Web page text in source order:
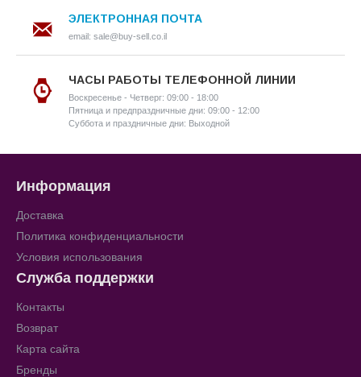
ЭЛЕКТРОННАЯ ПОЧТА
email: sale@buy-sell.co.il
ЧАСЫ РАБОТЫ ТЕЛЕФОННОЙ ЛИНИИ
Воскресенье - Четверг: 09:00 - 18:00
Пятница и предпраздничные дни: 09:00 - 12:00
Суббота и праздничные дни: Выходной
Информация
Доставка
Политика конфиденциальности
Условия использования
Служба поддержки
Контакты
Возврат
Карта сайта
Бренды